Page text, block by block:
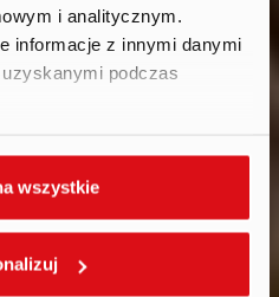
i analitycznym.
informacje z innymi danymi
podczas
wszystkie